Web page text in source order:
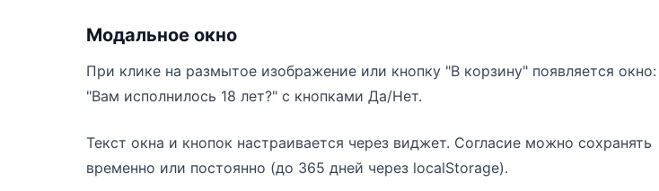
Модальное окно
При клике на размытое изображение или кнопку "В корзину" появляется окно:
"Вам исполнилось 18 лет?" с кнопками Да/Нет.
Текст окна и кнопок настраивается через виджет. Согласие можно сохранять
временно или постоянно (до 365 дней через localStorage).